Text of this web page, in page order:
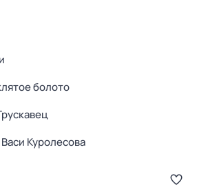
болото
Куролесова